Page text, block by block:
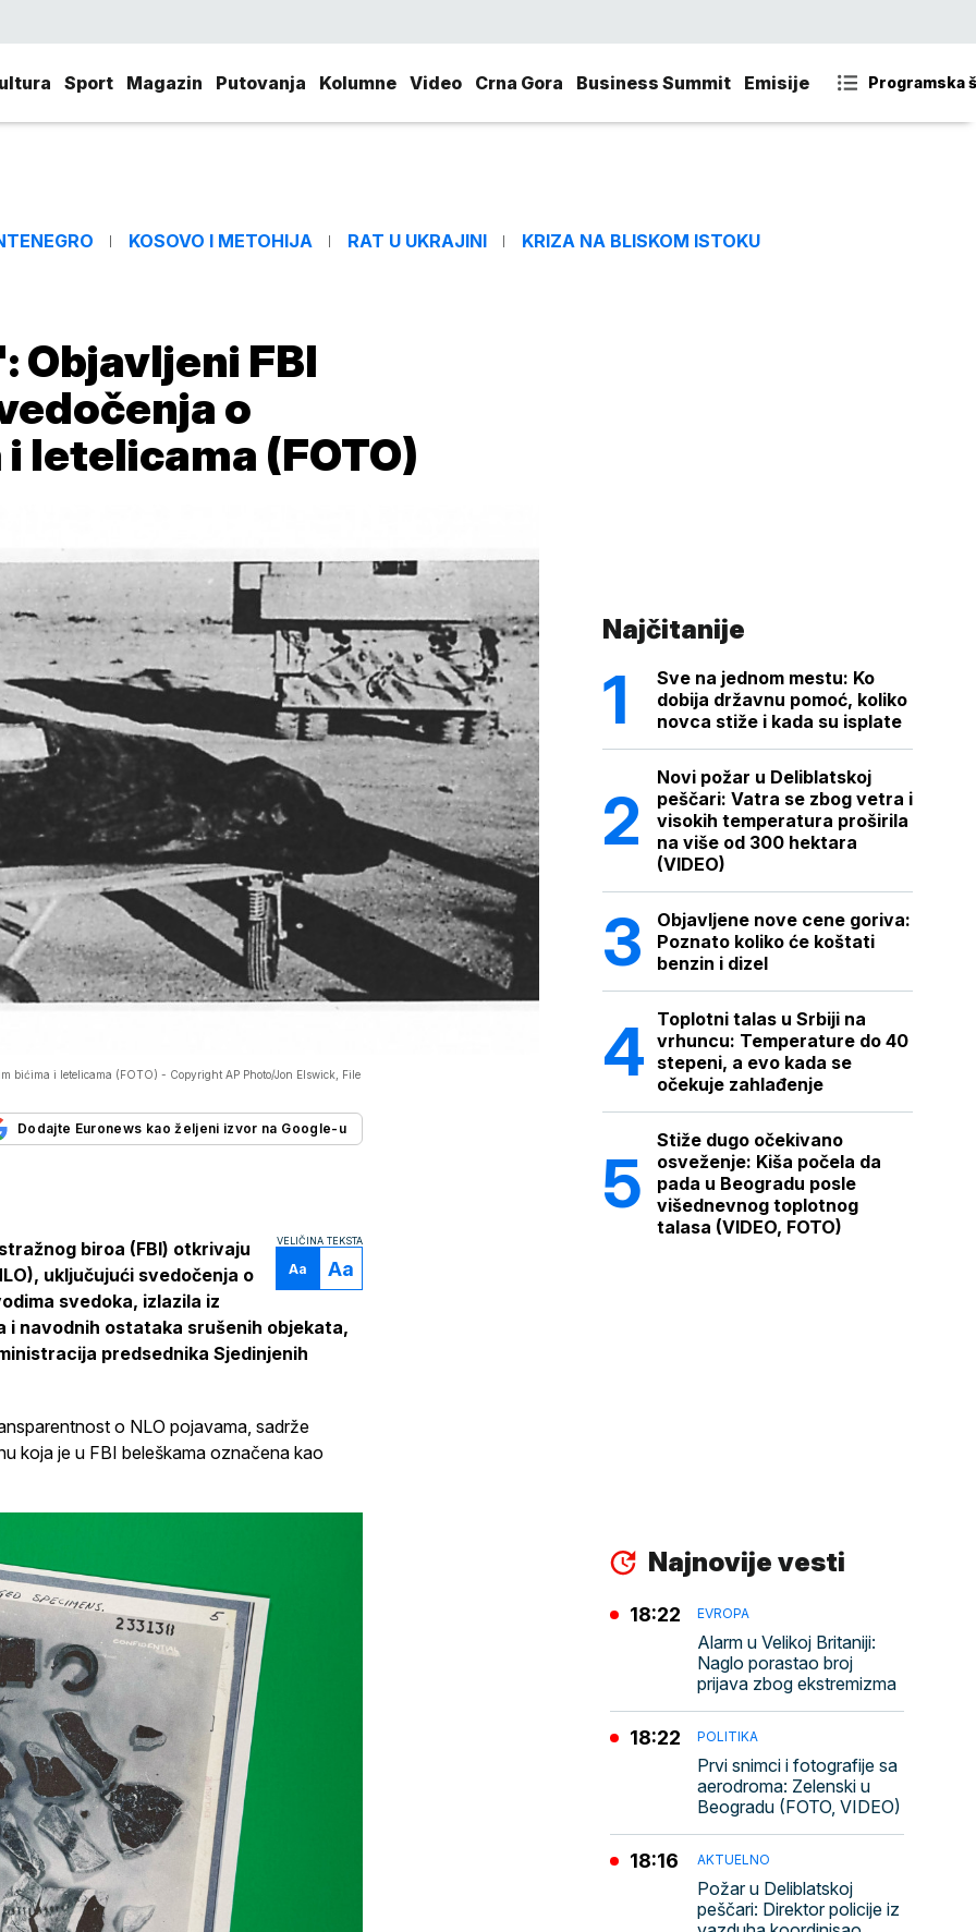
Sport Magazin Putovanja Kolumne Video Crna Gora Business Summit Emisije Programska
KOSOVO I METOHIJA RAT U UKRAJINI KRIZA NA BLISKOM ISTOKU
Objavljeni FBI
o
letelicama (FOTO)
bićima i letelicama (FOTO) - Copyright AP Photo/Jon Elswick, File
Dodajte Euronews kao željeni izvor na Google-u
VELIČINA TEKSTA
Aa Aa
biroa (FBI) otkrivaju
uključujući svedočenja o
svedoka, izlazila iz
i navodnih ostataka srušenih objekata,
predsednika Sjedinjenih
o NLO pojavama, sadrže
koja je u FBI beleškama označena kao
Najčitanije
Sve na jednom mestu: Ko
dobija državnu pomoć, koliko
novca stiže i kada su isplate
Novi požar u Deliblatskoj
peščari: Vatra se zbog vetra i
visokih temperatura proširila
na više od 300 hektara
(VIDEO)
Objavljene nove cene goriva:
Poznato koliko će koštati
benzin i dizel
Toplotni talas u Srbiji na
vrhuncu: Temperature do 40
stepeni, a evo kada se
očekuje zahlađenje
Stiže dugo očekivano
osveženje: Kiša počela da
pada u Beogradu posle
višednevnog toplotnog
talasa (VIDEO, FOTO)
Najnovije vesti
EVROPA
Alarm u Velikoj Britaniji:
Naglo porastao broj
prijava zbog ekstremizma
18:22
POLITIKA
Prvi snimci i fotografije sa
aerodroma: Zelenski u
Beogradu (FOTO, VIDEO)
18:22
AKTUELNO
Požar u Deliblatskoj
peščari: Direktor policije iz
18:16